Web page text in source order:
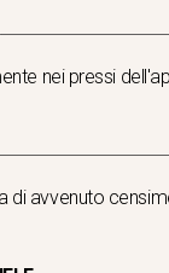
nei pressi
di avvenuto